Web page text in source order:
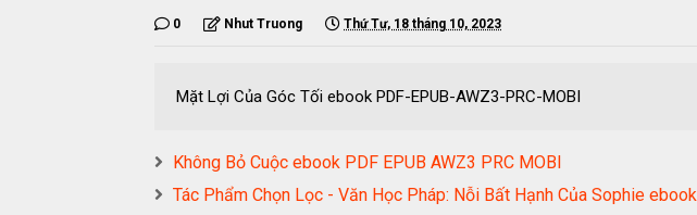
0 Nhut Truong Thứ Tư, 18 tháng 10, 2023
Mặt Lợi Của Góc Tối ebook PDF-EPUB-AWZ3-PRC-MOBI
Không Bỏ Cuộc ebook PDF EPUB AWZ3 PRC MOBI
Tác Phẩm Chọn Lọc - Văn Học Pháp: Nỗi Bất Hạnh Của Sophie